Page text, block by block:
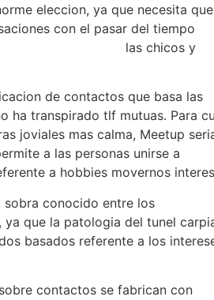
eleccion, ya que necesita que
con el pasar del tiempo
las chicos y
de contactos que basa las
ha transpirado tlf mutuas. Para
joviales mas calma, Meetup
a las personas unirse a
a hobbies movernos
sobra conocido entre los
ya que la patologia del tunel
basados referente a los
contactos se fabrican con